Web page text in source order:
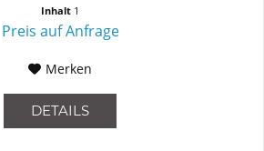
Inhalt 1
Preis auf Anfrage
Merken
DETAILS